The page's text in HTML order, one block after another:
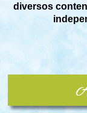
diversos